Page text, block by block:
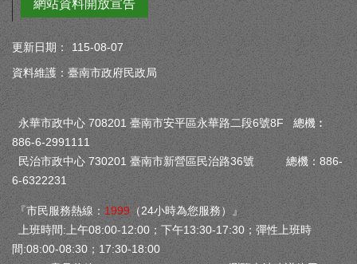
網站資料開放宣告
更新日期：
115-08-07
資料維護：臺南市政府民政局
永華市政中心 708201 臺南市安平區永華路二段6號8F 總機︰
886-6-2991111
民治市政中心 730201 臺南市新營區民治路36號 總機：886-
6-6322231
『市民服務熱線： 1999 （24小時為您服務）』
上班時間:上午08:00-12:00；下午13:30-17:30；彈性上班時
間:08:00-08:30；17:30-18:00